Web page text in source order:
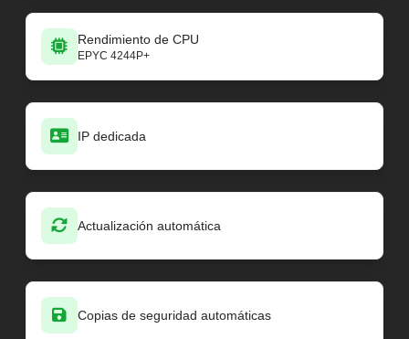
Rendimiento de CPU
EPYC 4244P+
IP dedicada
Actualización automática
Copias de seguridad automáticas